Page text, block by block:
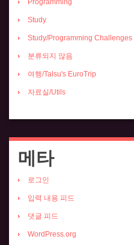
Programming
Study
Study/Programming Challenges
분류되지 않음
여행/Talsu's EuroTrip
자료실/Utils
메타
로그인
입력 내용 피드
댓글 피드
WordPress.org